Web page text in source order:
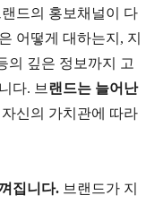
랜드의 홍보채널이 다
어떻게 대하는지, 지
의 깊은 정보까지 고
다. 브 랜드는 늘어난
신의 가치관에 따라
집니다. 브랜드가 지